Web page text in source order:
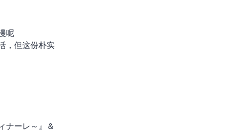
呢”
，但这份朴实
ナーレ～』＆